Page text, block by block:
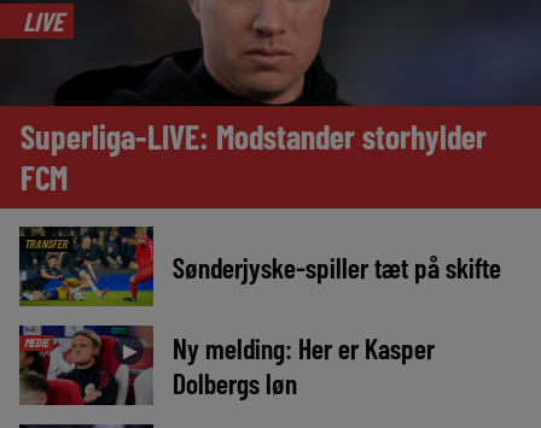
LIVE
Superliga-LIVE: Modstander storhylder
FCM
TRANSFER
Sønderjyske-spiller tæt på skifte
MEDIE ►
Ny melding: Her er Kasper
Dolbergs løn